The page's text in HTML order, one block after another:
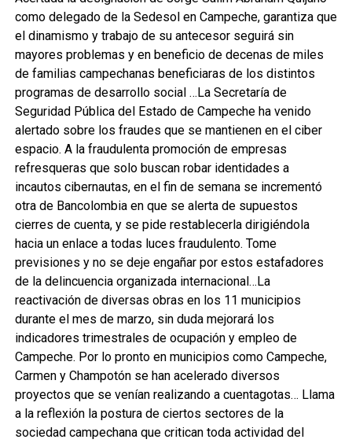
como delegado de la Sedesol en Campeche, garantiza que
el dinamismo y trabajo de su antecesor seguirá sin
mayores problemas y en beneficio de decenas de miles
de familias campechanas beneficiaras de los distintos
programas de desarrollo social …La Secretaría de
Seguridad Pública del Estado de Campeche ha venido
alertado sobre los fraudes que se mantienen en el ciber
espacio. A la fraudulenta promoción de empresas
refresqueras que solo buscan robar identidades a
incautos cibernautas, en el fin de semana se incrementó
otra de Bancolombia en que se alerta de supuestos
cierres de cuenta, y se pide restablecerla dirigiéndola
hacia un enlace a todas luces fraudulento. Tome
previsiones y no se deje engañar por estos estafadores
de la delincuencia organizada internacional…La
reactivación de diversas obras en los 11 municipios
durante el mes de marzo, sin duda mejorará los
indicadores trimestrales de ocupación y empleo de
Campeche. Por lo pronto en municipios como Campeche,
Carmen y Champotón se han acelerado diversos
proyectos que se venían realizando a cuentagotas… Llama
a la reflexión la postura de ciertos sectores de la
sociedad campechana que critican toda actividad del